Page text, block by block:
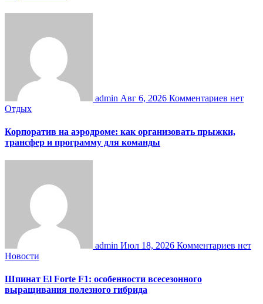
admin Авг 6, 2026 Комментариев нет
Отдых
Корпоратив на аэродроме: как организовать прыжки,
трансфер и программу для команды
admin Июл 18, 2026 Комментариев нет
Новости
Шпинат El Forte F1: особенности всесезонного
выращивания полезного гибрида